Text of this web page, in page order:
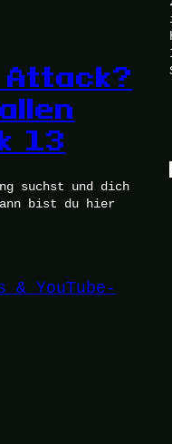
13
suchst und dich
bist du hier
& YouTube-